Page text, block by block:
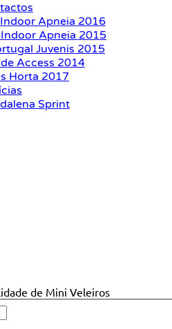
Apneia 2016
Apneia 2015
Juvenis 2015
Access 2014
Horta 2017
Sprint
de Mini Veleiros